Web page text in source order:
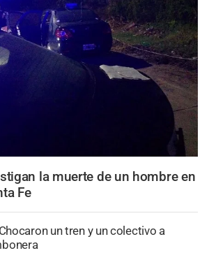
la muerte de un hombre en
Fe
Chocaron un tren y un colectivo a